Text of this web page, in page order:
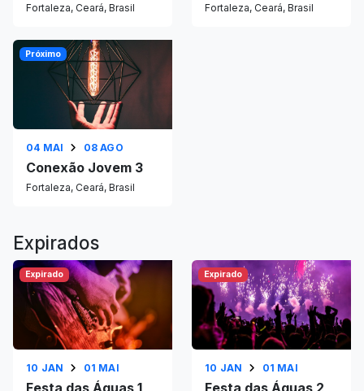
Fortaleza, Ceará, Brasil Fortaleza, Ceará, Brasil
04 MAI 08 AGO
Conexão Jovem 3
Fortaleza, Ceará, Brasil
Próximo
Expirados
10 JAN 01 MAI
Expirado
10 JAN 01 MAI
Expirado